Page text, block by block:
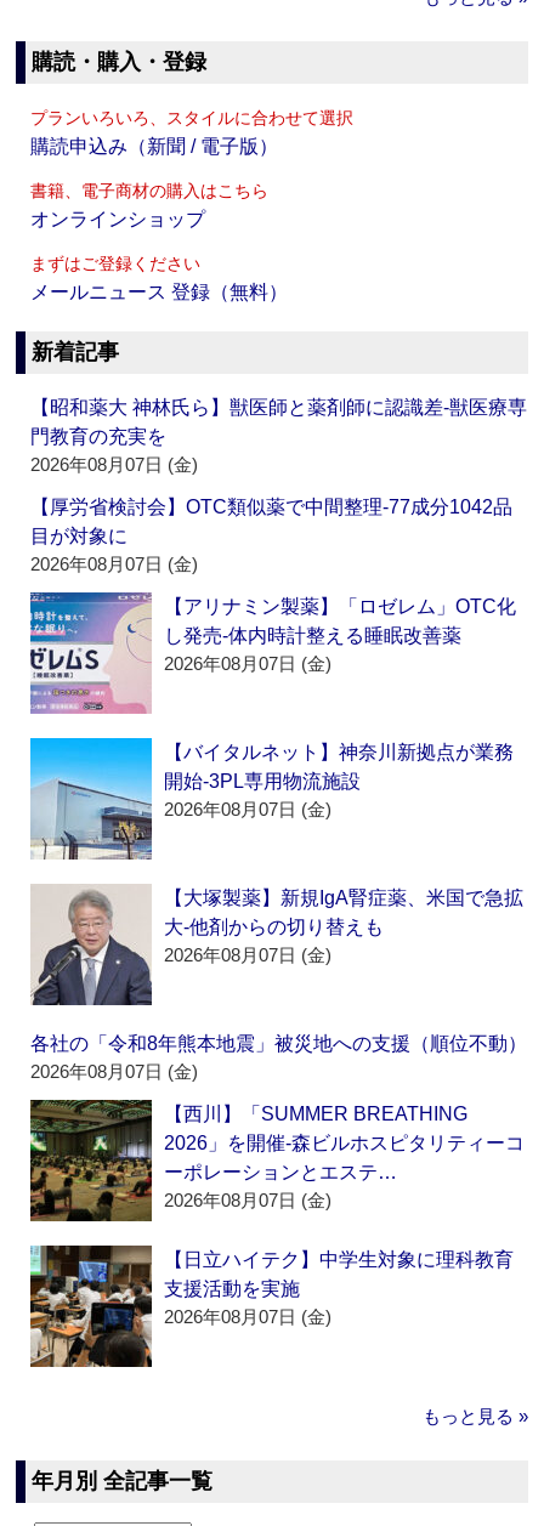
購読・購入・登録
プランいろいろ、スタイルに合わせて選択
購読申込み（新聞 / 電子版）
書籍、電子商材の購入はこちら
オンラインショップ
まずはご登録ください
メールニュース 登録（無料）
新着記事
【昭和薬大 神林氏ら】獣医師と薬剤師に認識差‐獣医療専
門教育の充実を
2026年08月07日 (金)
【厚労省検討会】OTC類似薬で中間整理‐77成分1042品
目が対象に
2026年08月07日 (金)
【アリナミン製薬】「ロゼレム」OTC化
し発売‐体内時計整える睡眠改善薬
2026年08月07日 (金)
【バイタルネット】神奈川新拠点が業務
開始‐3PL専用物流施設
2026年08月07日 (金)
【大塚製薬】新規IgA腎症薬、米国で急拡
大‐他剤からの切り替えも
2026年08月07日 (金)
各社の「令和8年熊本地震」被災地への支援（順位不動）
2026年08月07日 (金)
【西川】「SUMMER BREATHING
2026」を開催‐森ビルホスピタリティーコ
ーポレーションとエステ…
2026年08月07日 (金)
【日立ハイテク】中学生対象に理科教育
支援活動を実施
2026年08月07日 (金)
もっと見る »
年月別 全記事一覧